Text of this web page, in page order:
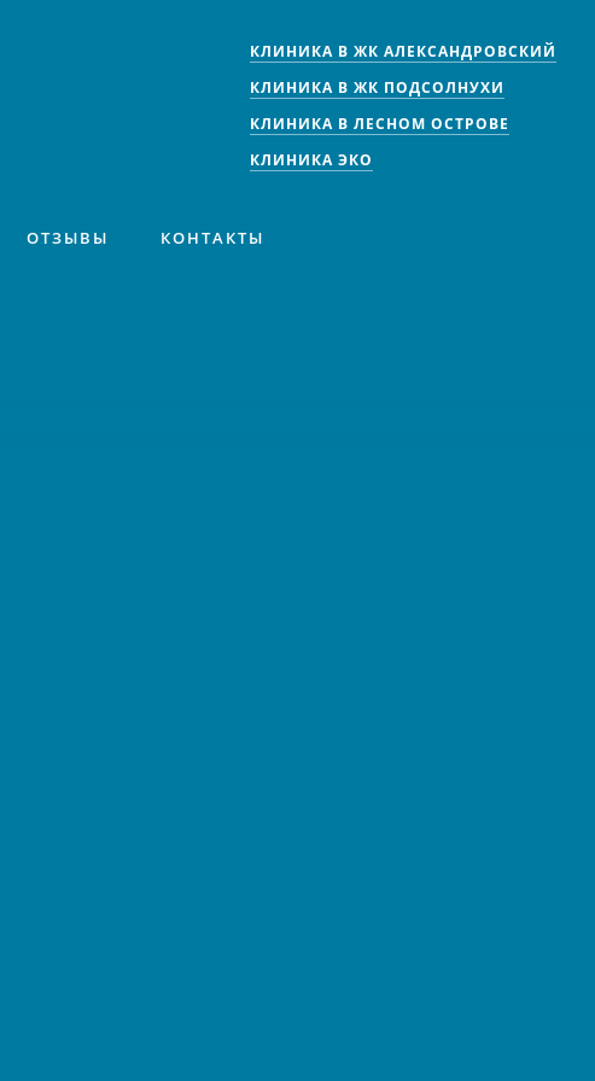
КЛИНИКА В ЖК АЛЕКСАНДРОВСКИЙ
КЛИНИКА В ЖК ПОДСОЛНУХИ
КЛИНИКА В ЛЕСНОМ ОСТРОВЕ
КЛИНИКА ЭКО
ОТЗЫВЫ КОНТАКТЫ